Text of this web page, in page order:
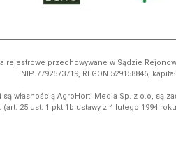
rejestrowe przechowywane w Sądzie
NIP 7792573719, REGON 529158846,
własnością AgroHorti Media Sp. z o.o,
(art. 25 ust. 1 pkt 1b ustawy z 4 lutego 1994